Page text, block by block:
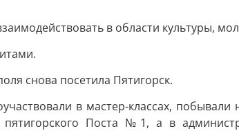
в области культуры,
снова посетила Пятигорск.
в мастер-классах, побывали
Поста №1, а в